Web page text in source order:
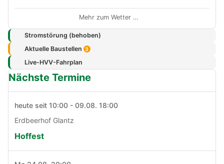
Mehr zum Wetter …
Stromstörung (behoben)
Aktuelle Baustellen 3
Live-HVV-Fahrplan
Nächste Termine
heute seit 10:00 - 09.08. 18:00
Erdbeerhof Glantz
Hoffest